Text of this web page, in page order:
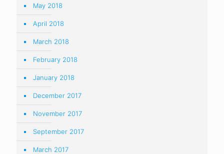
May 2018
April 2018
March 2018
February 2018
January 2018
December 2017
November 2017
September 2017
March 2017